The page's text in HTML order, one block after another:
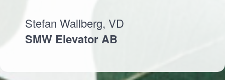
Stefan Wallberg, VD
SMW Elevator AB